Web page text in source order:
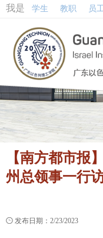
我是 学生 教职 员
【南方都市报
州总领事一行
 发布日期：2/23/2023